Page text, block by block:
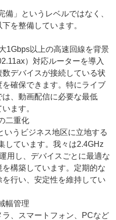
」というレベルではなく、
を整備しています。
1Gbps以上の高速回線を背景
）対応ルーターを導入
デバイスが接続している状
確保できます。特にライブ
、動画配信に必要な最低
ます。
二重化
いうビジネス地区に立地する
しています。我々は2.4GHz
用し、デバイスごとに最適な
構築しています。定期的な
行い、安定性を維持してい
幅管理
、スマートフォン、PCなど